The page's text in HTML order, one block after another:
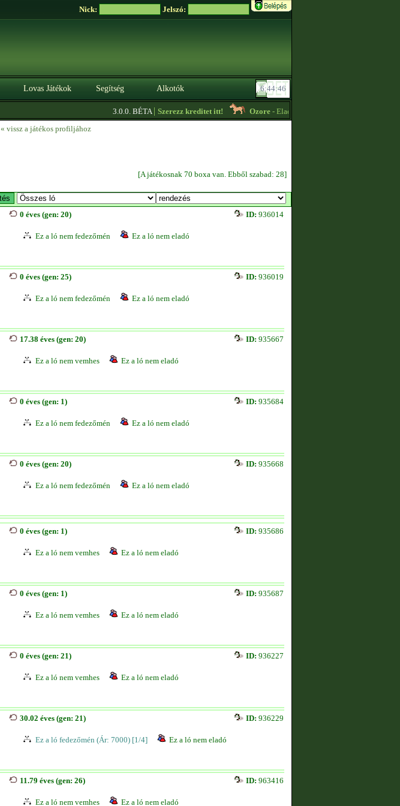
Nick: Jelszó:
Lovas Játékok Segítség Alkotók
3.0.0. BÉTA|Szerezz kreditet itt! Ozore- Eladó 1800+thps Tennessee Walker
« vissz a játékos profiljához
[A játékosnak 70 boxa van. Ebből szabad: 28]
0 éves (gen: 20) ID: 936014
Ez a ló nem fedezőmén Ez a ló nem eladó
0 éves (gen: 25) ID: 936019
Ez a ló nem fedezőmén Ez a ló nem eladó
17.38 éves (gen: 20) ID: 935667
Ez a ló nem vemhes Ez a ló nem eladó
0 éves (gen: 1) ID: 935684
Ez a ló nem fedezőmén Ez a ló nem eladó
0 éves (gen: 20) ID: 935668
Ez a ló nem fedezőmén Ez a ló nem eladó
0 éves (gen: 1) ID: 935686
Ez a ló nem vemhes Ez a ló nem eladó
0 éves (gen: 1) ID: 935687
Ez a ló nem vemhes Ez a ló nem eladó
0 éves (gen: 21) ID: 936227
Ez a ló nem vemhes Ez a ló nem eladó
30.02 éves (gen: 21) ID: 936229
Ez a ló fedezőmén (Ár: 7000) [1/4] Ez a ló nem eladó
11.79 éves (gen: 26) ID: 963416
Ez a ló nem vemhes Ez a ló nem eladó